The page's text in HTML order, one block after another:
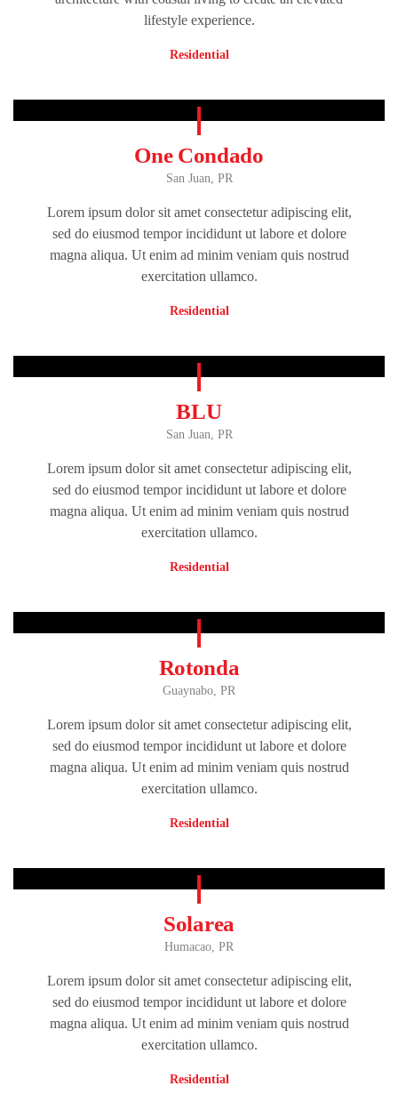
lifestyle experience.
Residential
One Condado
San Juan, PR
Lorem ipsum dolor sit amet consectetur adipiscing elit,
sed do eiusmod tempor incididunt ut labore et dolore
magna aliqua. Ut enim ad minim veniam quis nostrud
exercitation ullamco.
Residential
BLU
San Juan, PR
Lorem ipsum dolor sit amet consectetur adipiscing elit,
sed do eiusmod tempor incididunt ut labore et dolore
magna aliqua. Ut enim ad minim veniam quis nostrud
exercitation ullamco.
Residential
Rotonda
Guaynabo, PR
Lorem ipsum dolor sit amet consectetur adipiscing elit,
sed do eiusmod tempor incididunt ut labore et dolore
magna aliqua. Ut enim ad minim veniam quis nostrud
exercitation ullamco.
Residential
Solarea
Humacao, PR
Lorem ipsum dolor sit amet consectetur adipiscing elit,
sed do eiusmod tempor incididunt ut labore et dolore
magna aliqua. Ut enim ad minim veniam quis nostrud
exercitation ullamco.
Residential